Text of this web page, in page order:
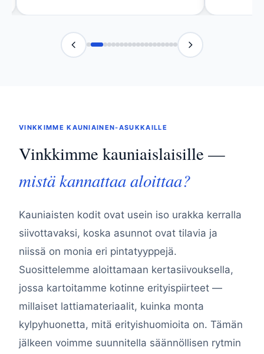
VINKKIMME KAUNIAINEN-ASUKKAILLE
Vinkkimme kauniaislaisille —
mistä kannattaa aloittaa?
Kauniaisten kodit ovat usein iso urakka kerralla
siivottavaksi, koska asunnot ovat tilavia ja
niissä on monia eri pintatyyppejä.
Suosittelemme aloittamaan kertasiivouksella,
jossa kartoitamme kotinne erityispiirteet —
millaiset lattiamateriaalit, kuinka monta
kylpyhuonetta, mitä erityishuomioita on. Tämän
jälkeen voimme suunnitella säännöllisen rytmin